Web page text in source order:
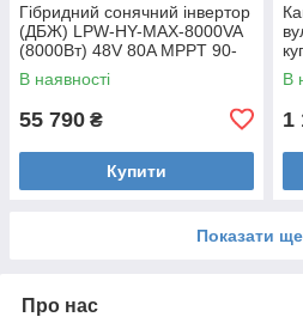
Гібридний сонячний інвертор
(ДБЖ) LPW-HY-MAX-8000VA
(8000Вт) 48V 80A MPPT 90-
450V Уцінка
В наявності
55 790 ₴
Купити
В
1
Показати ще
Про нас